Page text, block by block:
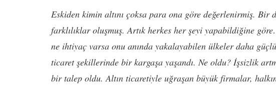
Eskiden kimin altını çoksa para ona göre değerlenirmiş. Bir
farklılıklar oluşmuş. Artık herkes her şeyi yapabildiğine
ne ihtiyaç varsa onu anında yakalayabilen ülkeler daha
ticaret şekillerinde bir kargaşa yaşandı. Ne oldu? İşsizlik
bir talep oldu. Altın ticaretiyle uğraşan büyük firmalar,